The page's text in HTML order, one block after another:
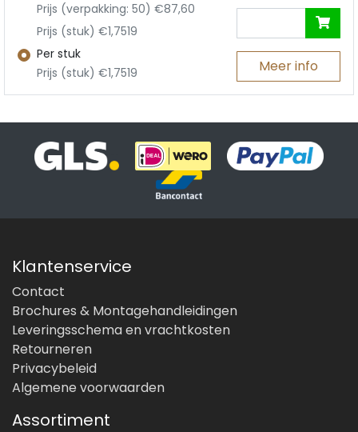
Prijs (verpakking: 50) €87,60
Prijs (stuk) €1,7519
Per stuk
Prijs (stuk) €1,7519
Meer info
Klantenservice
Contact
Brochures & Montagehandleidingen
Leveringsschema en vrachtkosten
Retourneren
Privacybeleid
Algemene voorwaarden
Assortiment